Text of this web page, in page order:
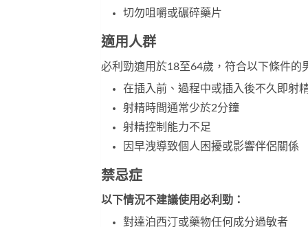
切勿咀嚼或碾碎藥片
適用人群
必利勁適用於18至64歲，符合以下條件的
在插入前、過程中或插入後不久即射
射精時間通常少於2分鐘
射精控制能力不足
因早洩導致個人困擾或影響伴侶關係
禁忌症
以下情況不建議使用必利勁：
對達泊西汀或藥物任何成分過敏者